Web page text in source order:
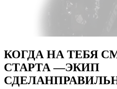
КОГДА НА ТЕБЯ
СТАРТА —ЭКИП
СДЕЛАН